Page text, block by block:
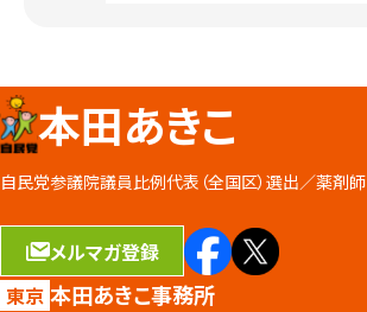
本田あきこ
自民党参議院議員比例代表（全国区）選出／薬剤師
メルマガ登録
東京 本田あきこ事務所